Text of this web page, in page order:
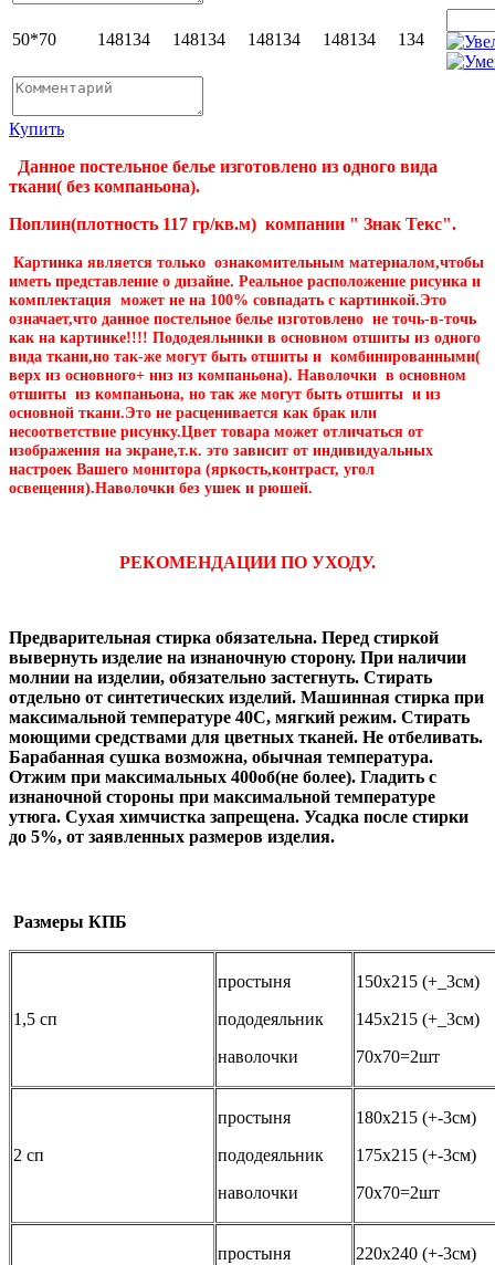
50*70 148134 148134 148134 148134 134
Купить
Данное постельное белье изготовлено из одного вида
ткани( без компаньона).
Поплин(плотность 117 гр/кв.м) компании " Знак Текс".
Картинка является только ознакомительным материалом,чтобы
иметь представление о дизайне. Реальное расположение рисунка и
комплектация может не на 100% совпадать с картинкой.Это
означает,что данное постельное белье изготовлено не точь-в-точь
как на картинке!!!! Пододеяльники в основном отшиты из одного
вида ткани,но так-же могут быть отшиты и комбинированными(
верх из основного+ низ из компаньона). Наволочки в основном
отшиты из компаньона, но так же могут быть отшиты и из
основной ткани.Это не расценивается как брак или
несоответствие рисунку.Цвет товара может отличаться от
изображения на экране,т.к. это зависит от индивидуальных
настроек Вашего монитора (яркость,контраст, угол
освещения).Наволочки без ушек и рюшей.
РЕКОМЕНДАЦИИ ПО УХОДУ.
Предварительная стирка обязательна. Перед стиркой
вывернуть изделие на изнаночную сторону. При наличии
молнии на изделии, обязательно застегнуть. Стирать
отдельно от синтетических изделий. Машинная стирка при
максимальной температуре 40С, мягкий режим. Стирать
моющими средствами для цветных тканей. Не отбеливать.
Барабанная сушка возможна, обычная температура.
Отжим при максимальных 400об(не более). Гладить с
изнаночной стороны при максимальной температуре
утюга. Сухая химчистка запрещена. Усадка после стирки
до 5%, от заявленных размеров изделия.
Размеры КПБ
1,5 сп
простыня
пододеяльник
наволочки
150х215 (+_3см)
145х215 (+_3см)
70х70=2шт
2 сп
простыня
пододеяльник
наволочки
180х215 (+-3см)
175х215 (+-3см)
70х70=2шт
простыня
220х240 (+-3см)